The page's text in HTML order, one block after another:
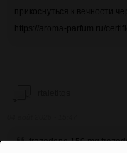
прикоснуться к вечности
https://aroma-parfum.ru/
trazodone 150 mg